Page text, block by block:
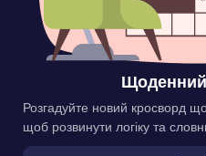
Розгадуйте новий кросворд
щоб розвинути логіку та